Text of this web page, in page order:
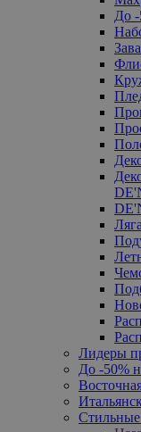
До -
Лидеры
До -50%